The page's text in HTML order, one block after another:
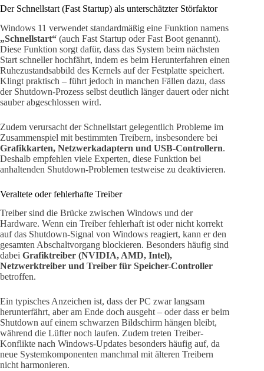
Der Schnellstart (Fast Startup) als unterschätzter Störfaktor
Windows 11 verwendet standardmäßig eine Funktion namens
„Schnellstart“ (auch Fast Startup oder Fast Boot genannt).
Diese Funktion sorgt dafür, dass das System beim nächsten
Start schneller hochfährt, indem es beim Herunterfahren einen
Ruhezustandsabbild des Kernels auf der Festplatte speichert.
Klingt praktisch – führt jedoch in manchen Fällen dazu, dass
der Shutdown-Prozess selbst deutlich länger dauert oder nicht
sauber abgeschlossen wird.
Zudem verursacht der Schnellstart gelegentlich Probleme im
Zusammenspiel mit bestimmten Treibern, insbesondere bei
Grafikkarten, Netzwerkadaptern und USB-Controllern.
Deshalb empfehlen viele Experten, diese Funktion bei
anhaltenden Shutdown-Problemen testweise zu deaktivieren.
Veraltete oder fehlerhafte Treiber
Treiber sind die Brücke zwischen Windows und der
Hardware. Wenn ein Treiber fehlerhaft ist oder nicht korrekt
auf das Shutdown-Signal von Windows reagiert, kann er den
gesamten Abschaltvorgang blockieren. Besonders häufig sind
dabei Grafiktreiber (NVIDIA, AMD, Intel),
Netzwerktreiber und Treiber für Speicher-Controller
betroffen.
Ein typisches Anzeichen ist, dass der PC zwar langsam
herunterfährt, aber am Ende doch ausgeht – oder dass er beim
Shutdown auf einem schwarzen Bildschirm hängen bleibt,
während die Lüfter noch laufen. Zudem treten Treiber-
Konflikte nach Windows-Updates besonders häufig auf, da
neue Systemkomponenten manchmal mit älteren Treibern
nicht harmonieren.